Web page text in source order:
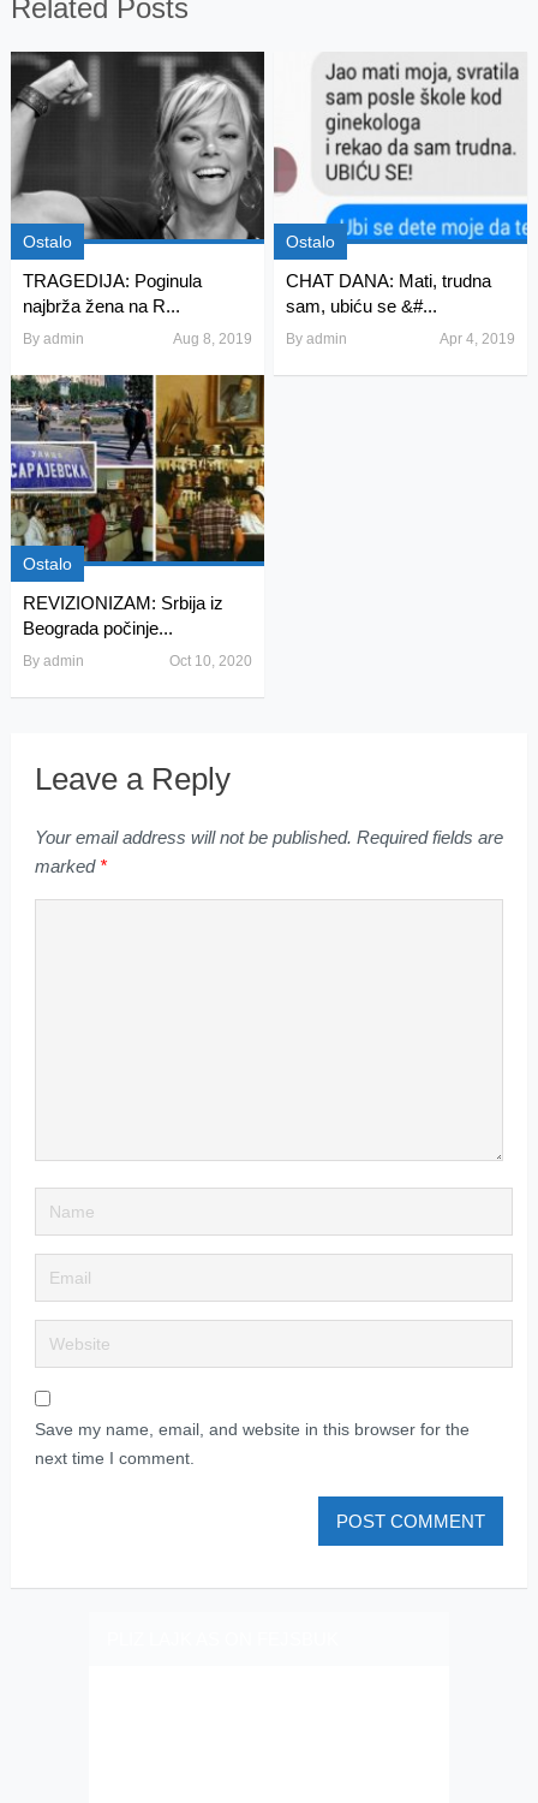
Related Posts
Ostalo
TRAGEDIJA: Poginula
najbrža žena na R...
By admin Aug 8, 2019
Ostalo
CHAT DANA: Mati, trudna
sam, ubiću se &#...
Byadmin Apr 4, 2019
Ostalo
REVIZIONIZAM: Srbija iz
Beograda počinje...
By admin Oct 10, 2020
Leave a Reply
Your email address will not be published. Required fields are
marked *
Save my name, email, and website in this browser for the
next time I comment.